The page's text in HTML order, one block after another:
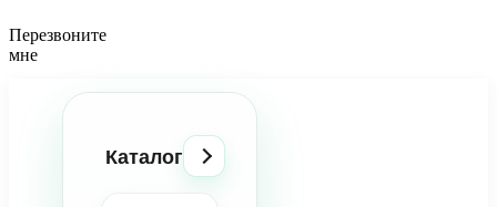
Перезвоните
мне
Каталог